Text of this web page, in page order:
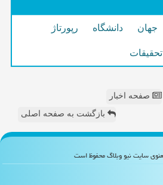
جهان دانشگاه رپورتاژ
تحقیقات
صفحه اخبار
بازگشت به صفحه اصلی